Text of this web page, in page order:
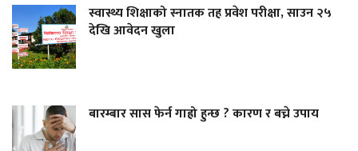
स्वास्थ्य शिक्षाको स्नातक तह प्रवेश परीक्षा, साउन २५
देखि आवेदन खुला
बारम्बार सास फेर्न गाह्रो हुन्छ ? कारण र बच्ने उपाय